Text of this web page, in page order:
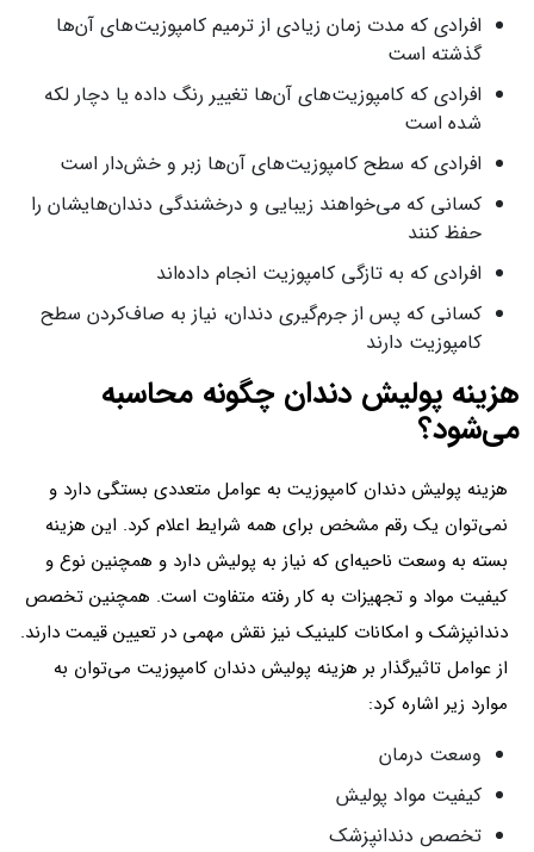
افرادی که مدت زمان زیادی از ترمیم کامپوزیت‌های آن‌ها
گذشته است
افرادی که کامپوزیت‌های آن‌ها تغییر رنگ داده یا دچار لکه
شده است
افرادی که سطح کامپوزیت‌های آن‌ها زبر و خش‌دار است
کسانی که می‌خواهند زیبایی و درخشندگی دندان‌هایشان را
حفظ کنند
افرادی که به تازگی کامپوزیت انجام داده‌اند
کسانی که پس از جرم‌گیری دندان، نیاز به صاف‌کردن سطح
کامپوزیت دارند
هزینه پولیش دندان چگونه محاسبه
می‌شود؟
هزینه پولیش دندان کامپوزیت به عوامل متعددی بستگی دارد و
نمی‌توان یک رقم مشخص برای همه شرایط اعلام کرد. این هزینه
بسته به وسعت ناحیه‌ای که نیاز به پولیش دارد و همچنین نوع و
کیفیت مواد و تجهیزات به کار رفته متفاوت است. همچنین تخصص
دندانپزشک و امکانات کلینیک نیز نقش مهمی در تعیین قیمت دارند.
از عوامل تاثیرگذار بر هزینه پولیش دندان کامپوزیت می‌توان به
موارد زیر اشاره کرد:
وسعت درمان
کیفیت مواد پولیش
تخصص دندانپزشک